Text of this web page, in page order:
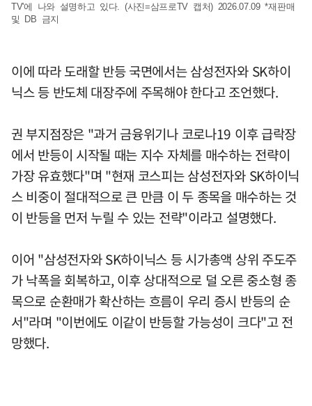
TV'에 나와 설명하고 있다. (사진=삼프로TV 캡처) 2026.07.09 *재판매
및 DB 금지
이에 따라 도래할 반등 국면에서는 삼성전자와 SK하이
닉스 등 반도체 대장주에 주목해야 한다고 조언했다.
권 부지점장은 "과거 금융위기나 코로나19 이후 급락장
에서 반등이 시작될 때는 지수 자체를 매수하는 전략이
가장 유효했다"며 "현재 코스피는 삼성전자와 SK하이닉
스 비중이 절대적으로 큰 만큼 이 두 종목을 매수하는 것
이 반등을 먼저 누릴 수 있는 전략"이라고 설명했다.
이어 "삼성전자와 SK하이닉스 등 시가총액 상위 주도주
가 낙폭을 회복하고, 이후 상대적으로 덜 오른 중소형 종
목으로 순환매가 확산하는 흐름이 우리 증시 반등의 순
서"라며 "이번에도 이같이 반등할 가능성이 크다"고 전
망했다.